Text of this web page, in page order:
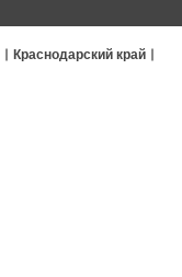
Краснодарский край